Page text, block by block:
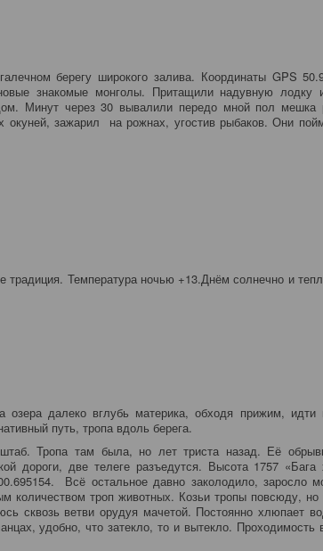
берегу широкого залива. Координаты GPS
знакомые монголы. Притащили надувную лодку
Минут через 30 вывалили передо мной пол
окуней, зажарил на рожнах, угостив рыбаков. Они
Температура ночью +13.Днём солнечно и
озера далеко вглубь материка, обходя прижим, идти
путь, тропа вдоль берега.
Тропа там была, но лет триста назад. Её
дороги, две телеге разъедутся. Высота 1757 «Бага
Всё остальное давно заколодило, заросло
количеством троп животных. Козьи тропы повсюду, но
сквозь ветви орудуя мачетой. Постоянно хлюпает
удобно, что затекло, то и вытекло. Проходимость